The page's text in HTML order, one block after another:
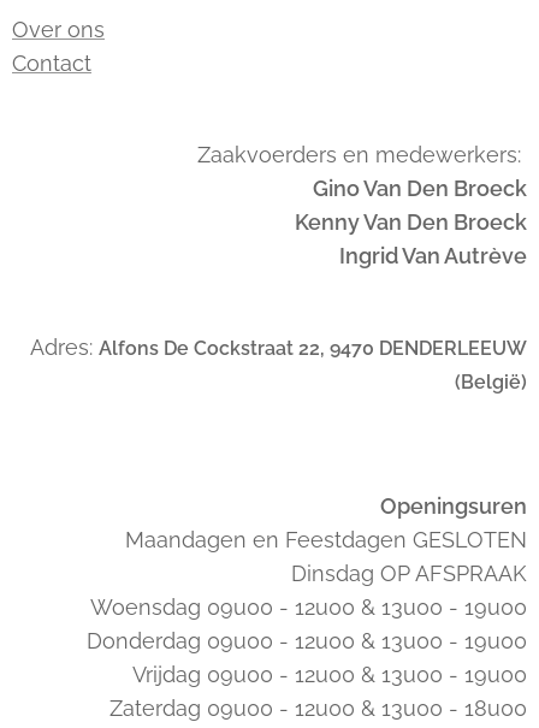
Over ons
Contact
Zaakvoerders en medewerkers:
Gino Van Den Broeck
Kenny Van Den Broeck
Ingrid Van Autrève
Adres: Alfons De Cockstraat 22, 9470 DENDERLEEUW
(België)
Openingsuren
Maandagen en Feestdagen GESLOTEN
Dinsdag OP AFSPRAAK
Woensdag 09u00 - 12u00 & 13u00 - 19u00
Donderdag 09u00 - 12u00 & 13u00 - 19u00
Vrijdag 09u00 - 12u00 & 13u00 - 19u00
Zaterdag 09u00 - 12u00 & 13u00 - 18u00